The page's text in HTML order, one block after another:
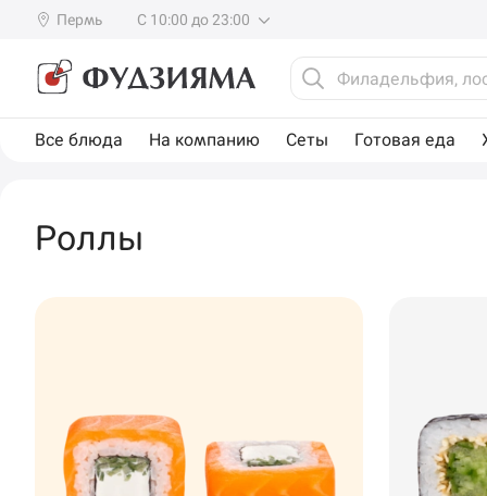
Пермь С 10:00 до 23:00
Все блюда На компанию Сеты Готовая еда
Роллы